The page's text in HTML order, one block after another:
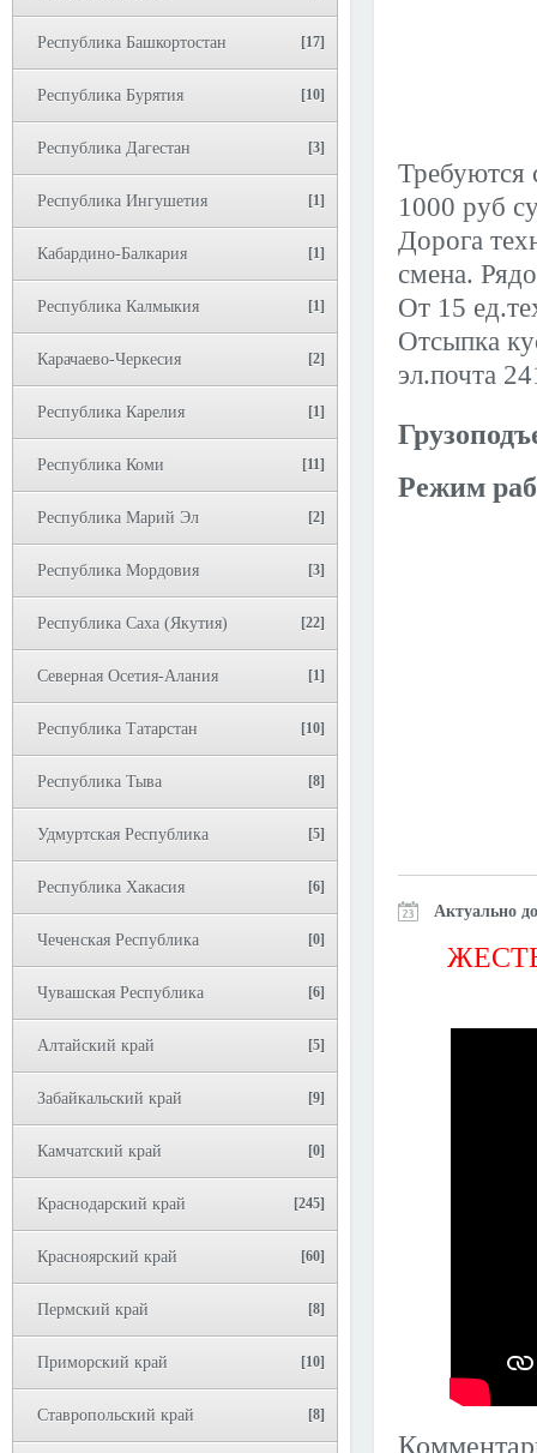
Республика Башкортостан [17]
Республика Бурятия [10]
Республика Дагестан [3]
Республика Ингушетия [1]
Кабардино-Балкария [1]
Республика Калмыкия [1]
Карачаево-Черкесия [2]
Республика Карелия [1]
Республика Коми [11]
Республика Марий Эл [2]
Республика Мордовия [3]
Республика Саха (Якутия) [22]
Северная Осетия-Алания [1]
Республика Татарстан [10]
Республика Тыва [8]
Удмуртская Республика [5]
Республика Хакасия [6]
Чеченская Республика [0]
Чувашская Республика [6]
Алтайский край [5]
Забайкальский край [9]
Камчатский край [0]
Краснодарский край [245]
Красноярский край [60]
Пермский край [8]
Приморский край [10]
Ставропольский край [8]
Требуются
1000 руб
Дорога
смена.
От 15
Отсыпка
эл.почта
Режим
Актуально